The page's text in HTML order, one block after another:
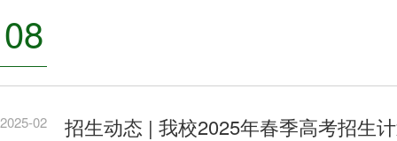
08
2025-02 招生动态 | 我校2025年春季高考招生